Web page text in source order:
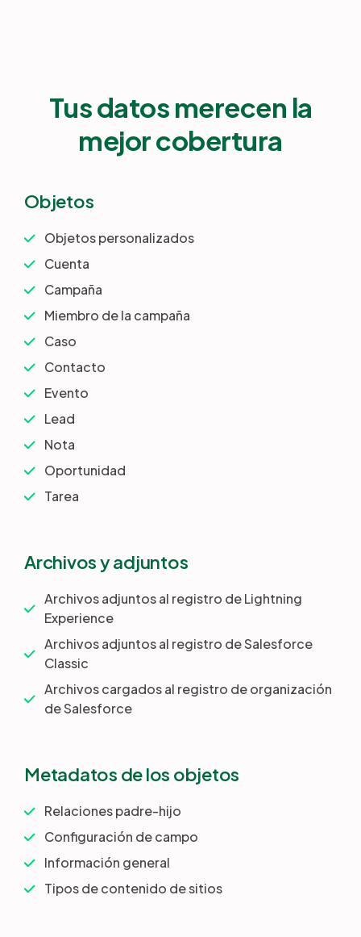
Tus datos merecen la
mejor cobertura
Objetos
Objetos personalizados
Cuenta
Campaña
Miembro de la campaña
Caso
Contacto
Evento
Lead
Nota
Oportunidad
Tarea
Archivos y adjuntos
Archivos adjuntos al registro de Lightning
Experience
Archivos adjuntos al registro de Salesforce
Classic
Archivos cargados al registro de organización
de Salesforce
Metadatos de los objetos
Relaciones padre-hijo
Configuración de campo
Información general
Tipos de contenido de sitios